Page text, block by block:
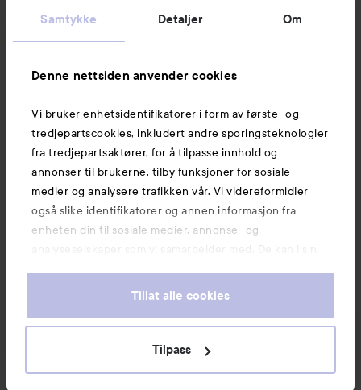
Samtykke Detaljer Om
Denne nettsiden anvender cookies
Vi bruker enhetsidentifikatorer i form av første- og
tredjepartscookies, inkludert andre sporingsteknologier
fra tredjepartsaktører, for å tilpasse innhold og
annonser til brukerne, tilby funksjoner for sosiale
medier og analysere trafikken vår. Vi videreformidler
også slike identifikatorer og annen informasjon fra
enheten din til sosiale medier, annonse- og
analyseselskaper som vi samarbeider med. De kan i sin
informasjon som du har oppgitt eller som de har samlet
våre cookies ved å fortsette å bruke nettsiden vår. For
informasjon om hvordan du kan endre innstillingene for
Tillat alle cookies
Tilpass
Kundeservice
Informasjon
Også av interesse
E-handel av Avensia